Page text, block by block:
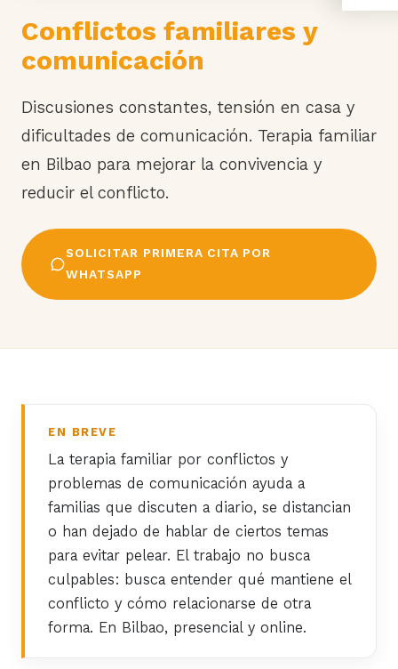
Conflictos familiares y
comunicación
Discusiones constantes, tensión en casa y
dificultades de comunicación. Terapia familiar
en Bilbao para mejorar la convivencia y
reducir el conflicto.
SOLICITAR PRIMERA CITA POR
WHATSAPP
EN BREVE
La terapia familiar por conflictos y
problemas de comunicación ayuda a
familias que discuten a diario, se distancian
o han dejado de hablar de ciertos temas
para evitar pelear. El trabajo no busca
culpables: busca entender qué mantiene el
conflicto y cómo relacionarse de otra
forma. En Bilbao, presencial y online.